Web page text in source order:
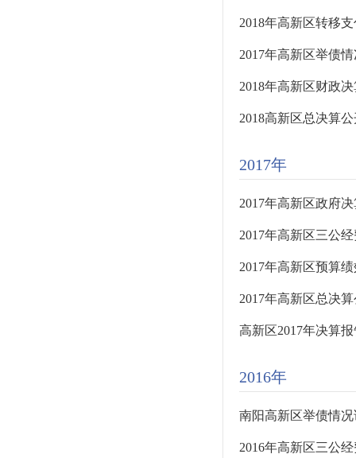
2018年高新区转移
2017年高新区举债
2018年高新区财政
2018高新区总决算
2017年
2017年高新区政府
2017年高新区三公
2017年高新区预算
2017年高新区总决
高新区2017年决算
2016年
南阳高新区举债情
2016年高新区三公